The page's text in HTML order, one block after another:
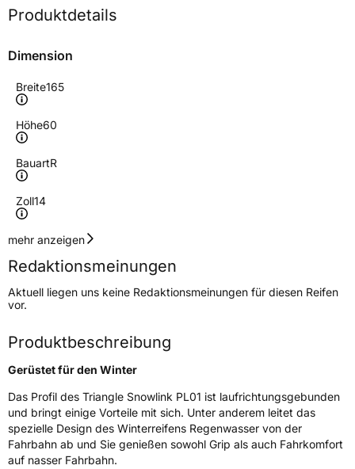
Produktdetails
Dimension
Breite165
Höhe60
BauartR
Zoll14
Geschwindigkeitsindex
Höchstgeschwindigkeit
170 km/h
Lastindex79
Höchstlast437 kg
Gewicht (in kg)
6,43 kg
Generelle Merkmale
FahrzeugtypPKW
VerwendungWinterreifen
mehr anzeigen
Redaktionsmeinungen
Aktuell liegen uns keine Redaktionsmeinungen für diesen Reifen
vor.
Produktbeschreibung
Gerüstet für den Winter
Das Profil des Triangle Snowlink PL01 ist laufrichtungsgebunden
und bringt einige Vorteile mit sich. Unter anderem leitet das
spezielle Design des Winterreifens Regenwasser von der
Fahrbahn ab und Sie genießen sowohl Grip als auch Fahrkomfort
auf nasser Fahrbahn.